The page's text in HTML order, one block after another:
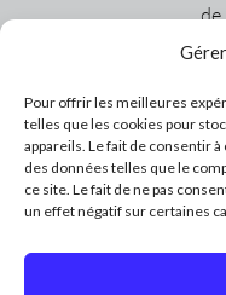
Pour offrir les meilleures
telles que les cookies pour
appareils. Le fait de consentir
des données telles que le
ce site. Le fait de ne pas
un effet négatif sur certaines
Cabinet
Medic
71100